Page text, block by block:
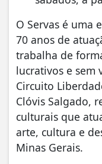
O Servas é uma
70 anos de
trabalha de
lucrativos e sem
Circuito
Clóvis Salgado,
culturais que
arte, cultura e
Minas Gerais.